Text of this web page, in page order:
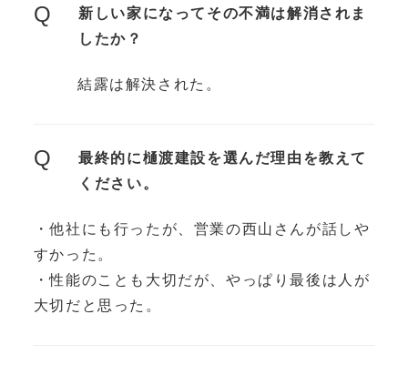
Q
新しい家になってその不満は解消されま
したか？
結露は解決された。
Q
最終的に樋渡建設を選んだ理由を教えて
ください。
・他社にも行ったが、営業の西山さんが話しや
すかった。
・性能のことも大切だが、やっぱり最後は人が
大切だと思った。